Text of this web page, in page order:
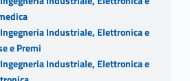
Industriale, Elettronica e
e Premi
Industriale, Elettronica e